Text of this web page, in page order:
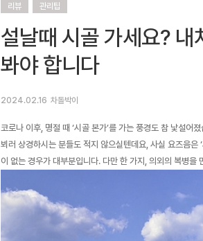
리뷰 관리팁
설날때 시골 가세요? 내
봐야 합니다
2024.02.16 차돌박이
코로나 이후, 명절 때 ‘시골 본가’를 가는 풍경도 참 낯설어
뵈러 상경하시는 분들도 적지 않으실텐데요, 사실 요즈음은
이 없는 경우가 대부분입니다. 다만 한 가지, 의외의 복병을